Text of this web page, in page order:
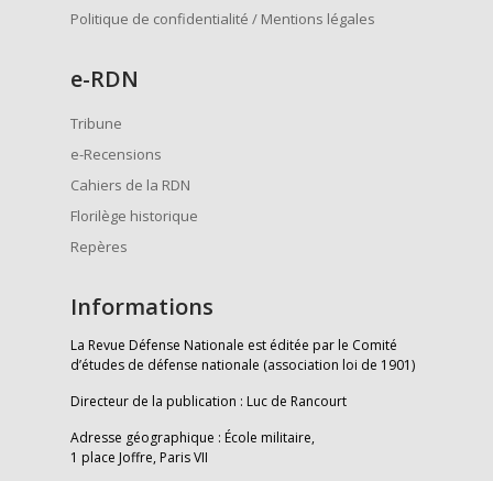
Politique de confidentialité / Mentions légales
e-RDN
Tribune
e-Recensions
Cahiers de la RDN
Florilège historique
Repères
Informations
La Revue Défense Nationale est éditée par le Comité
d’études de défense nationale (association loi de 1901)
Directeur de la publication : Luc de Rancourt
Adresse géographique : École militaire,
1 place Joffre, Paris VII